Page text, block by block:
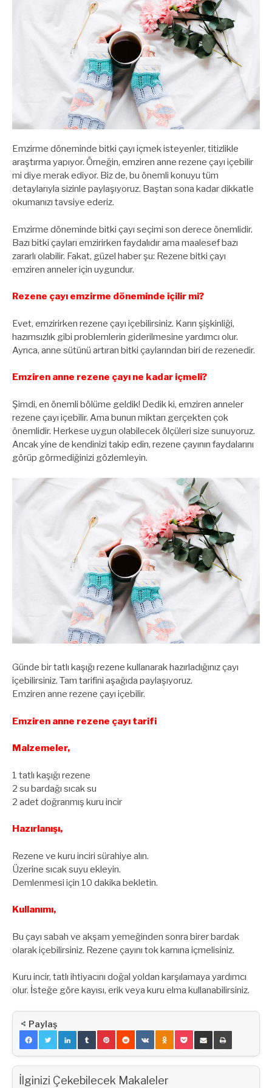
Emzirme döneminde bitki çayı içmek isteyenler, titizlikle
araştırma yapıyor. Örneğin, emziren anne rezene çayı içebilir
mi diye merak ediyor. Biz de, bu önemli konuyu tüm
detaylarıyla sizinle paylaşıyoruz. Baştan sona kadar dikkatle
okumanızı tavsiye ederiz.
Emzirme döneminde bitki çayı seçimi son derece önemlidir.
Bazı bitki çayları emzirirken faydalıdır ama maalesef bazı
zararlı olabilir. Fakat, güzel haber şu: Rezene bitki çayı
emziren anneler için uygundur.
Rezene çayı emzirme döneminde içilir mi?
Evet, emzirirken rezene çayı içebilirsiniz. Karın şişkinliği,
hazımsızlık gibi problemlerin giderilmesine yardımcı olur.
Ayrıca, anne sütünü artıran bitki çaylarından biri de rezenedir.
Emziren anne rezene çayı ne kadar içmeli?
Şimdi, en önemli bölüme geldik! Dedik ki, emziren anneler
rezene çayı içebilir. Ama bunun miktarı gerçekten çok
önemlidir. Herkese uygun olabilecek ölçüleri size sunuyoruz.
Ancak yine de kendinizi takip edin, rezene çayının faydalarını
görüp görmediğinizi gözlemleyin.
Günde bir tatlı kaşığı rezene kullanarak hazırladığınız çayı
içebilirsiniz. Tam tarifini aşağıda paylaşıyoruz.
Emziren anne rezene çayı içebilir.
Emziren anne rezene çayı tarifi
Malzemeler,
1 tatlı kaşığı rezene
2 su bardağı sıcak su
2 adet doğranmış kuru incir
Hazırlanışı,
Rezene ve kuru inciri sürahiye alın.
Üzerine sıcak suyu ekleyin.
Demlenmesi için 10 dakika bekletin.
Kullanımı,
Bu çayı sabah ve akşam yemeğinden sonra birer bardak
olarak içebilirsiniz. Rezene çayını tok karnına içmelisiniz.
Kuru incir, tatlı ihtiyacını doğal yoldan karşılamaya yardımcı
olur. İsteğe göre kayısı, erik veya kuru elma kullanabilirsiniz.
Paylaş
İlginizi Çekebilecek Makaleler